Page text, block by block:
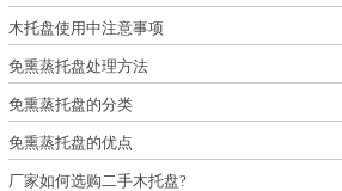
木托盘使用中注意事项
免熏蒸托盘处理方法
免熏蒸托盘的分类
免熏蒸托盘的优点
厂家如何选购二手木托盘?